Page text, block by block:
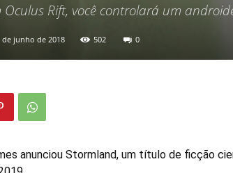
Rift, você controlará um
de junho de 2018 502 0
anunciou Stormland, um título de ficção